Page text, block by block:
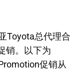
Toyota总代理合
销。以下为
促销从